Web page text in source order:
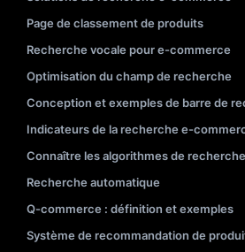
Page de classement de produits
Recherche vocale pour e-commerce
Optimisation du champ de recherche
Conception et exemples de barre de
Indicateurs de la recherche e-
Connaître les algorithmes de recherche
Recherche automatique
Q-commerce : définition et exemples
Système de recommandation de